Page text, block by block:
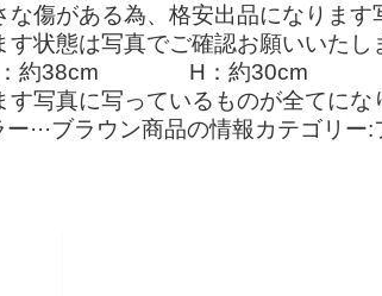
傷がある為、格安出品になりま
状態は写真でご確認お願いいた
W：約38cm H：約30cm D
写真に写っているものが全てに
ブラウン商品の情報カテゴリー